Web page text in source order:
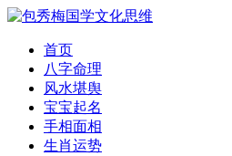
首页
八字命理
风水堪舆
宝宝起名
手相面相
生肖运势